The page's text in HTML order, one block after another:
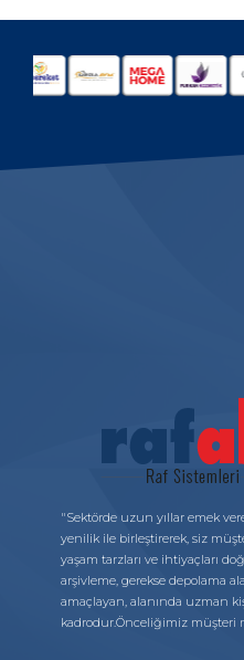
"Sektörde uzun yıllar emek
yenilik ile birleştirerek, siz
yaşam tarzları ve ihtiyaçları
arşivleme, gerekse depolama
amaçlayan, alanında uzman
kadrodur.Önceliğimiz müşteri